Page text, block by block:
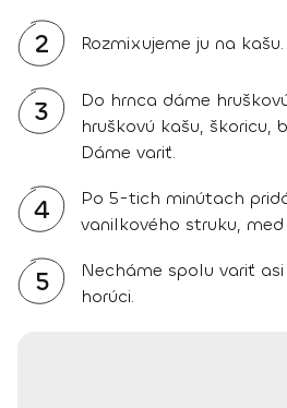
2 Rozmixujeme ju na kašu.
3
Do hrnca dáme
hruškovú kašu, škoricu,
Dáme variť.
4
Po 5-tich minútach
vanilkového struku,
5
Necháme spolu variť
horúci.